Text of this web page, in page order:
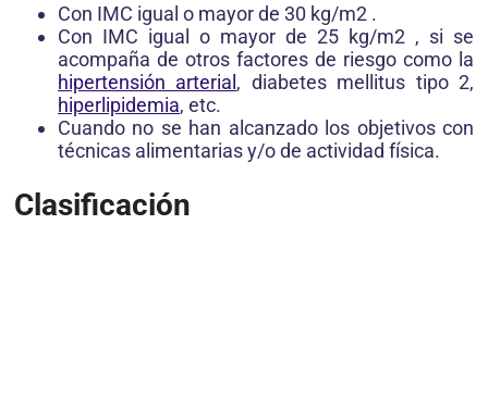
Con IMC igual o mayor de 30 kg/m2 .
Con IMC igual o mayor de 25 kg/m2 , si se
acompaña de otros factores de riesgo como la
hipertensión arterial, diabetes mellitus tipo 2,
hiperlipidemia, etc.
Cuando no se han alcanzado los objetivos con
técnicas alimentarias y/o de actividad física.
Clasificación